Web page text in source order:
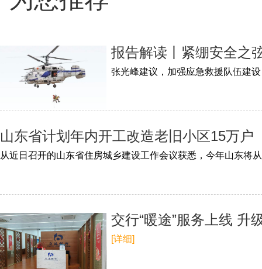
报告解读丨紧绷安全之
山东省计划年内开工改造老旧小区15万户
交行“暖途”服务上线 升
[详细]